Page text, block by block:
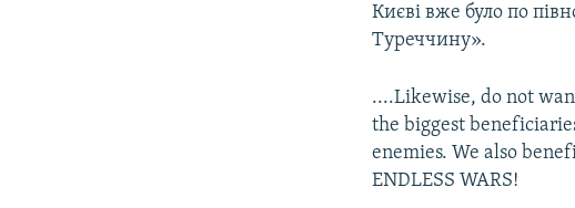
Києві вже було по
Туреччину».
....Likewise, do not
the biggest
enemies. We also
ENDLESS WARS!